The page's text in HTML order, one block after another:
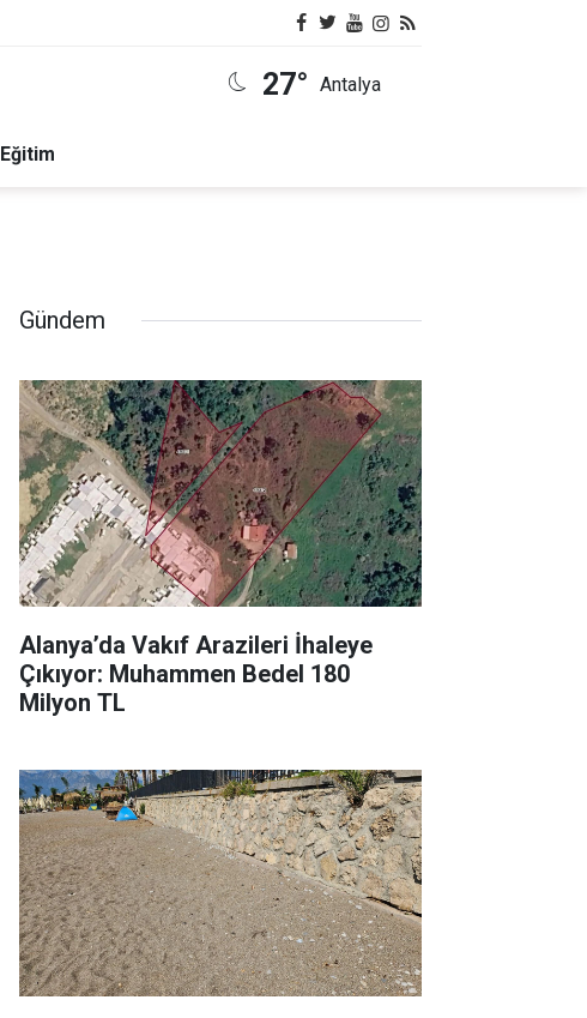
27° Antalya
Eğitim
Gündem
Alanya’da Vakıf Arazileri İhaleye
Çıkıyor: Muhammen Bedel 180
Milyon TL